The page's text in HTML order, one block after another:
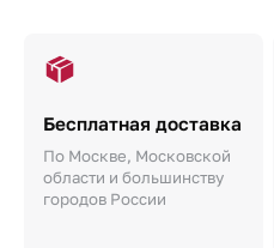
Бесплатная доставка
По Москве, Московской
области и большинству
городов России